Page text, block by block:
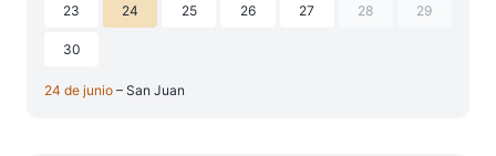
23 24 25 26 27 28 29
30
24 de junio – San Juan